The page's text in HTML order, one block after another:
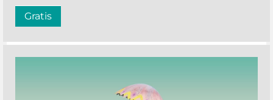
Gratis